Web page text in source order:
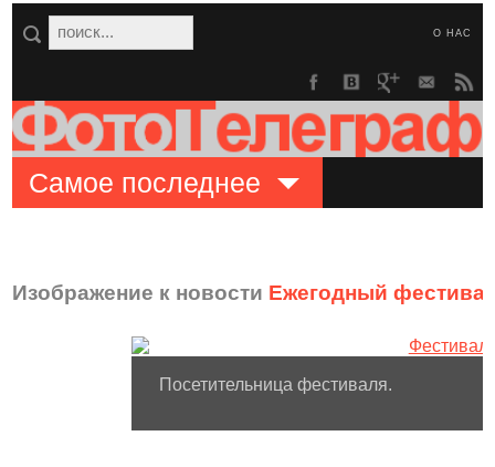
О НАС
Самое последнее
Изображение к новости Ежегодный
Посетительница фестиваля.